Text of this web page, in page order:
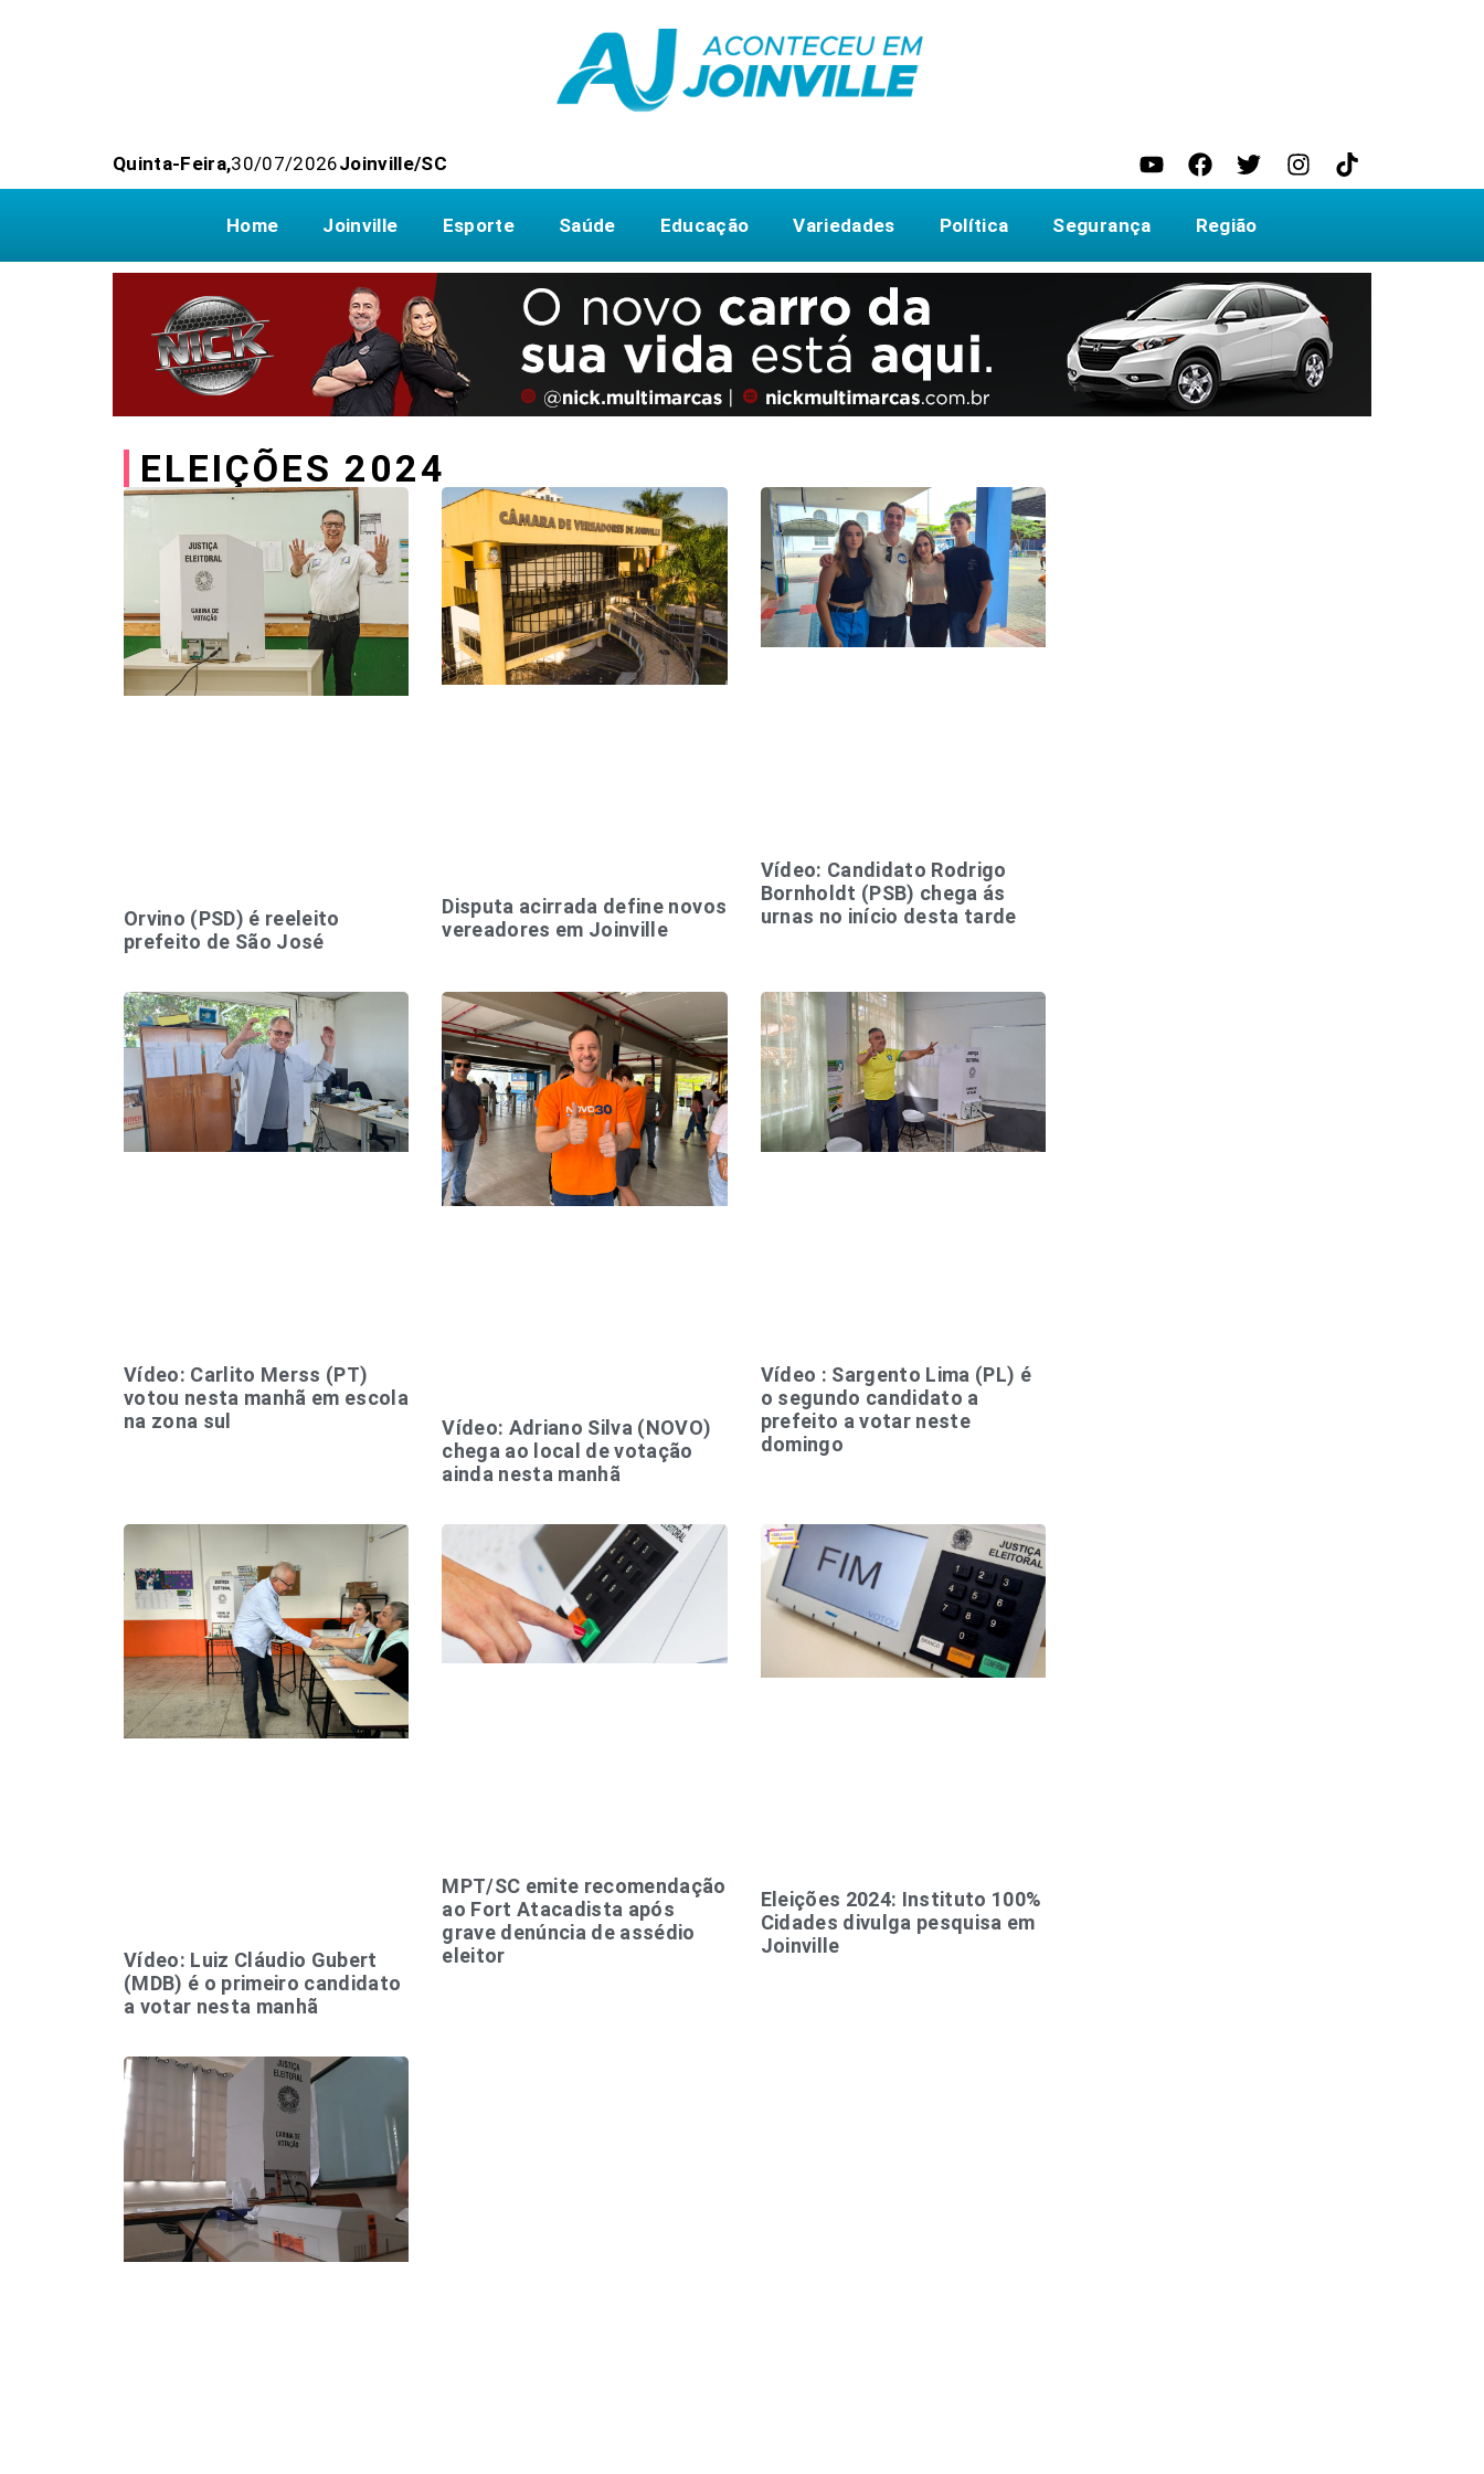
Quinta-Feira,30/07/2026Joinville/SC
Home Joinville Esporte Saúde Educação Variedades Política Segurança Região
ELEIÇÕES 2024
Orvino (PSD) é reeleito
prefeito de São José
Disputa acirrada define novos
vereadores em Joinville
Vídeo: Candidato Rodrigo
Bornholdt (PSB) chega ás
urnas no início desta tarde
Vídeo: Carlito Merss (PT)
votou nesta manhã em escola
na zona sul
Vídeo: Adriano Silva (NOVO)
chega ao local de votação
ainda nesta manhã
Vídeo : Sargento Lima (PL) é
o segundo candidato a
prefeito a votar neste
domingo
Vídeo: Luiz Cláudio Gubert
(MDB) é o primeiro candidato
a votar nesta manhã
MPT/SC emite recomendação
ao Fort Atacadista após
grave denúncia de assédio
eleitor
Eleições 2024: Instituto 100%
Cidades divulga pesquisa em
Joinville